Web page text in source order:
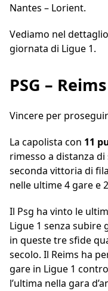
Nantes – Lorient.
Vediamo nel
giornata di Ligue 1.
PSG – Reims
Vincere per
La capolista con 11
rimesso a distanza
seconda vittoria di
nelle ultime 4 gare e
Il Psg ha vinto le
Ligue 1 senza subire
in queste tre sfide
secolo. Il Reims ha
gare in Ligue 1
l’ultima nella gara